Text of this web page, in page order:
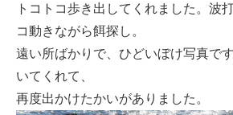
トコトコ歩き出してくれました。波
コ動きながら餌探し。
遠い所ばかりで、ひどいぼけ写真で
いてくれて、
再度出かけたかいがありました。